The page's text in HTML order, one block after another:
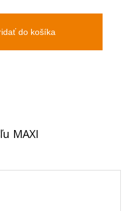
do košíka
MAXI